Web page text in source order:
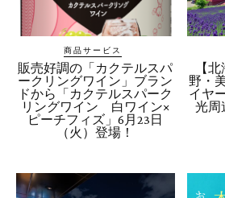
商品サービス
販売好調の「カクテルスパ
ークリングワイン」ブラン
ドから「カクテルスパーク
リングワイン 白ワイン×
ピーチフィズ」6月23日
（火）登場！
【
野・
イヤ
光周